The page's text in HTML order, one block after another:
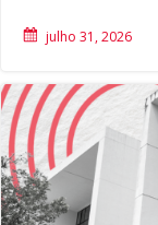
julho 31, 2026